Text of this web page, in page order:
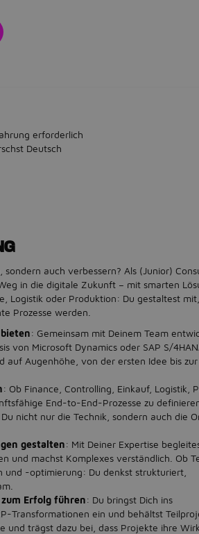
erforderlich
Deutsch
auch verbessern? Als (Junior)
in die digitale Zukunft – mit smarten
Logistik oder Produktion: Du gestaltest
Prozesse werden.
: Gemeinsam mit Deinem Team
von Microsoft Dynamics oder SAP S/
auf Augenhöhe, von der ersten Idee bis
: Ob Finance, Controlling, Einkauf, Logistik,
End-to-End-Prozesse zu
nicht nur die Technik, sondern auch die
gestalten: Mit Deiner Expertise
und machst Komplexes verständlich. Ob
und -optimierung: Du denkst strukturiert,
Erfolg führen: Du bringst Dich ins
Transformationen ein und behältst
und trägst dazu bei, dass Projekte ihre